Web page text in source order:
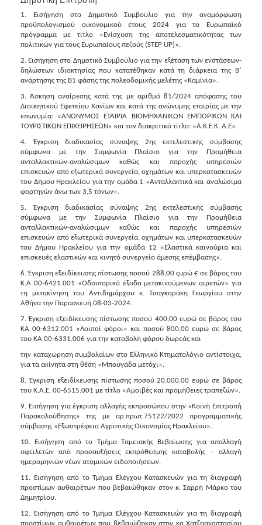
2017
2016
2013
2011
2010
2006
ΤΟΠΟΣ
ΠΟΛΙΤΙΣΜΟΣ
ΑΝΘΕΚΤΙΚΗ
ΠΟΛΗ
1. Εισήγηση στο Δημοτικό Συμβούλιο για την αναμόρφωση
προϋπολογισμού οικονομικού έτους 2024 για το Ευρωπαϊκό
πρόγραμμα με τίτλο «Ενίσχυση της αποτελεσματικότητας των
πολιτικών για τους Ευρωπαίους πεζούς (STEP UP)».
2. Εισήγηση στο Δημοτικό Συμβούλιο για την εξέταση των ενστάσεων-
δηλώσεων ιδιοκτησίας που κατατέθηκαν κατά τη διάρκεια της Β΄
ανάρτησης της Β1 φάσης της πολεοδομικής μελέτης «Καμίνια».
3. Άσκηση αναίρεσης κατά της με αριθμό 81/2024 απόφασης του
Διοικητικού Εφετείου Χανίων και κατά της ανώνυμης εταιρίας με την
επωνυμία: «ΑΝΩΝΥΜΟΣ ΕΤΑΙΡΙΑ ΒΙΟΜΗΧΑΝΙΚΩΝ ΕΜΠΟΡΙΚΩΝ ΚΑΙ
ΤΟΥΡΙΣΤΙΚΩΝ ΕΠΙΧΕΙΡΗΣΕΩΝ» και τον διακριτικό τίτλο: «Α.Κ.Ε.Κ. Α.Ε».
4. Έγκριση διαδικασίας σύναψης 2ης εκτελεστικής σύμβασης
σύμφωνα με την Συμφωνία Πλαίσιο για την Προμήθεια
ανταλλακτικών-αναλώσιμων καθώς και παροχής υπηρεσιών
επισκευών από εξωτερικά συνεργεία, οχημάτων και υπερκατασκευών
του Δήμου Ηρακλείου για την ομάδα 1 «Ανταλλακτικά και αναλώσιμα
φορτηγών άνω των 3,5 τόνων».
5. Έγκριση διαδικασίας σύναψης 2ης εκτελεστικής σύμβασης
σύμφωνα με την Συμφωνία Πλαίσιο για την Προμήθεια
ανταλλακτικών-αναλώσιμων καθώς και παροχής υπηρεσιών
επισκευών από εξωτερικά συνεργεία, οχημάτων και υπερκατασκευών
του Δήμου Ηρακλείου για την ομάδα 12 «Ελαστικά καινούρια και
επισκευές ελαστικών και κινητό συνεργείο άμεσης επέμβασης».
6. Έγκριση εξειδίκευσης πίστωσης ποσού 288,00 ςυρώ € σε βάρος του
Κ.Α 00-6421.001 «Οδοιπορικά έξοδα μετακινούμενων αιρετών» για
τη μετακίνηση του Αντιδημάρχου κ. Τσαγκαράκη Γεωργίου στην
Αθήνα την Παρασκευή 08-03-2024.
7. Έγκριση εξειδίκευσης πίστωσης ποσού 400,00 ευρώ σε βάρος του
ΚΑ 00-6312.001 «Λοιποί φόροι» και ποσού 800,00 ευρώ σε βάρος
του ΚΑ 00-6331.006 για την καταβολή φόρου δωρεάς και
την καταχώρηση συμβολαίων στο Ελληνικό Κτηματολόγιο αντίστοιχα,
για τα ακίνητα στη θέση «Μπουγάδα μετόχι».
8. Έγκριση εξειδίκευσης πίστωσης ποσού 20.000,00 ευρώ σε βάρος
του Κ.Α.Ε. 00-6515.001 με τίτλο «Αμοιβές και προμήθειες τραπεζών».
9. Εισήγηση για έγκριση αλλαγής εκπροσώπου στην «Κοινή Επιτροπή
Παρακολούθησης» της με αρ.πρωτ.75122/2022 προγραμματικής
σύμβασης «Εξωστρέφεια Αγροτικής Οικονομίας Ηρακλείου».
10. Εισήγηση από το Τμήμα Ταμειακής Βεβαίωσης για απαλλαγή
οφειλετών από προσαυξήσεις εκπρόθεσμης καταβολής – αλλαγή
ημερομηνιών νέων ατομικών ειδοποιήσεων.
11. Εισήγηση από το Τμήμα Ελέγχου Κατασκευών για τη διαγραφή
προστίμων αυθαιρέτων που βεβαιώθηκαν στον κ. Σαρρή Μάρκο του
Δημητρίου.
12. Εισήγηση από το Τμήμα Ελέγχου Κατασκευών για τη διαγραφή
προστίμων αυθαιρέτων που βεβαιώθηκαν στην κα Χατζηαναστασίου